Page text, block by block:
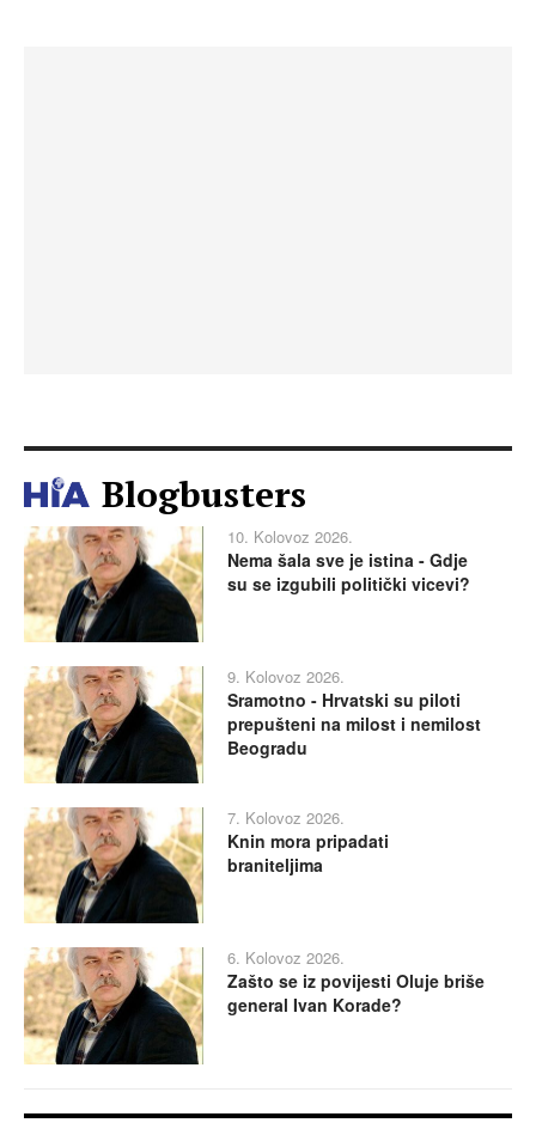
Blogbusters
10. Kolovoz 2026.
Nema šala sve je istina - Gdje
su se izgubili politički vicevi?
9. Kolovoz 2026.
Sramotno - Hrvatski su piloti
prepušteni na milost i nemilost
Beogradu
7. Kolovoz 2026.
Knin mora pripadati
braniteljima
6. Kolovoz 2026.
Zašto se iz povijesti Oluje briše
general Ivan Korade?